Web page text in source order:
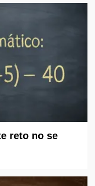
reto no se